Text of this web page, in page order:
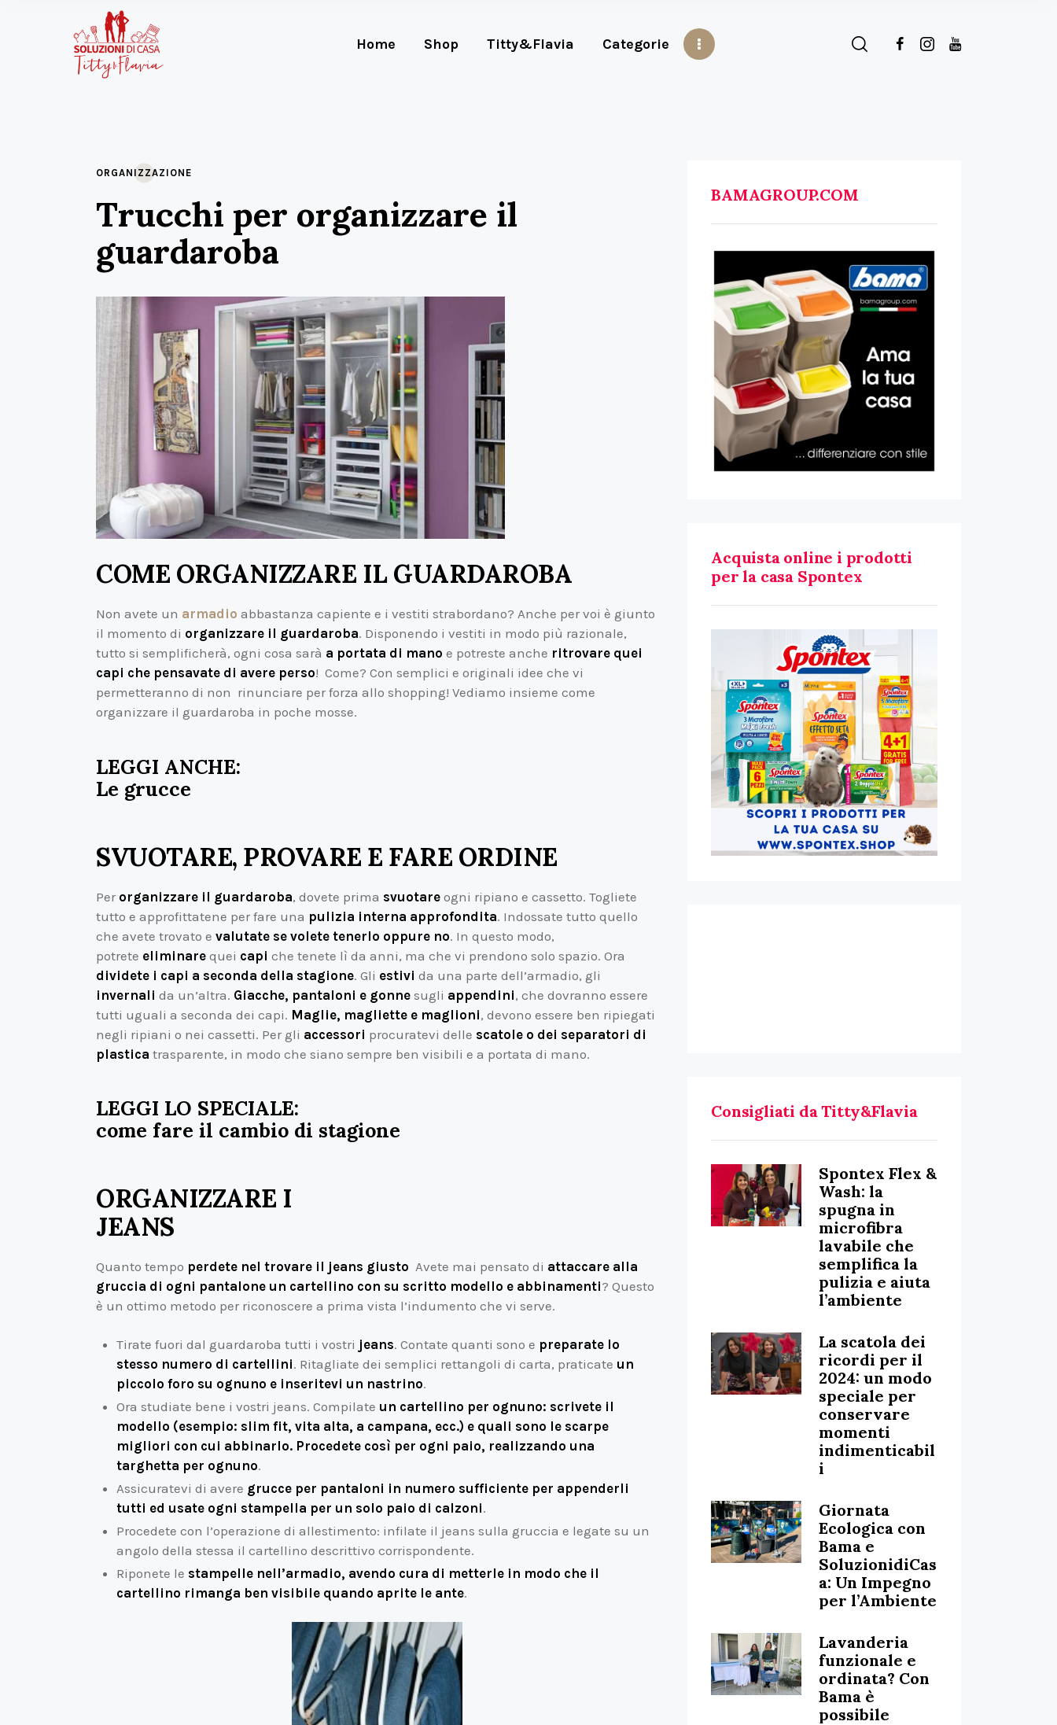
Home Shop Titty&Flavia Categorie
ORGANIZZAZIONE
Trucchi per organizzare il
guardaroba
COME ORGANIZZARE IL GUARDAROBA
Non avete un armadio abbastanza capiente e i vestiti strabordano? Anche per voi è giunto
il momento di organizzare il guardaroba. Disponendo i vestiti in modo più razionale,
tutto si semplificherà, ogni cosa sarà a portata di mano e potreste anche ritrovare quei
capi che pensavate di avere perso! Come? Con semplici e originali idee che vi
permetteranno di non rinunciare per forza allo shopping! Vediamo insieme come
organizzare il guardaroba in poche mosse.
LEGGI ANCHE:
Le grucce
SVUOTARE, PROVARE E FARE ORDINE
Per organizzare il guardaroba, dovete prima svuotare ogni ripiano e cassetto. Togliete
tutto e approfittatene per fare una pulizia interna approfondita. Indossate tutto quello
che avete trovato e valutate se volete tenerlo oppure no. In questo modo,
potrete eliminare quei capi che tenete lì da anni, ma che vi prendono solo spazio. Ora
dividete i capi a seconda della stagione. Gli estivi da una parte dell’armadio, gli
invernali da un’altra. Giacche, pantaloni e gonne sugli appendini, che dovranno essere
tutti uguali a seconda dei capi. Maglie, magliette e maglioni, devono essere ben ripiegati
negli ripiani o nei cassetti. Per gli accessori procuratevi delle scatole o dei separatori di
plastica trasparente, in modo che siano sempre ben visibili e a portata di mano.
LEGGI LO SPECIALE:
come fare il cambio di stagione
ORGANIZZARE I
JEANS
Quanto tempo perdete nel trovare il jeans giusto Avete mai pensato di attaccare alla
gruccia di ogni pantalone un cartellino con su scritto modello e abbinamenti? Questo
è un ottimo metodo per riconoscere a prima vista l’indumento che vi serve.
Tirate fuori dal guardaroba tutti i vostri jeans. Contate quanti sono e preparate lo
stesso numero di cartellini. Ritagliate dei semplici rettangoli di carta, praticate un
piccolo foro su ognuno e inseritevi un nastrino.
Ora studiate bene i vostri jeans. Compilate un cartellino per ognuno: scrivete il
modello (esempio: slim fit, vita alta, a campana, ecc.) e quali sono le scarpe
migliori con cui abbinarlo. Procedete così per ogni paio, realizzando una
targhetta per ognuno.
Assicuratevi di avere grucce per pantaloni in numero sufficiente per appenderli
tutti ed usate ogni stampella per un solo paio di calzoni.
Procedete con l’operazione di allestimento: infilate il jeans sulla gruccia e legate su un
angolo della stessa il cartellino descrittivo corrispondente.
Riponete le stampelle nell’armadio, avendo cura di metterle in modo che il
cartellino rimanga ben visibile quando aprite le ante.
BAMAGROUP.COM
Acquista online i prodotti
per la casa Spontex
Consigliati da Titty&Flavia
Spontex Flex &
Wash: la
spugna in
microfibra
lavabile che
semplifica la
pulizia e aiuta
l’ambiente
La scatola dei
ricordi per il
2024: un modo
speciale per
conservare
momenti
indimenticabil
i
Giornata
Ecologica con
Bama e
SoluzionidiCas
a: Un Impegno
per l’Ambiente
Lavanderia
funzionale e
ordinata? Con
Bama è
possibile